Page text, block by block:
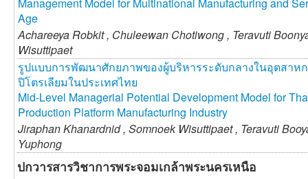
Age
Achareeya Robkit , Chuleewan Chotiwong , Teravuti
Wisuttipaet
รูปแบบการพัฒนาศักยภาพของผู้บริหารระดับกลางในอุตสาห
ปิโตรเลียมในประเทศไทย
Mid-Level Managerial Potential Development Model for
Production Platform Manufacturing Industry
Jiraphan Khanardnid , Somnoek Wisuttipaet , Teravuti
Yuphong
ปกวารสารวิชาการพระจอมเกล้าพระนครเหนือ